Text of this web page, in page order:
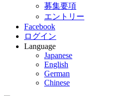
募集要項
エントリー
Facebook
ログイン
Language
Japanese
English
German
Chinese